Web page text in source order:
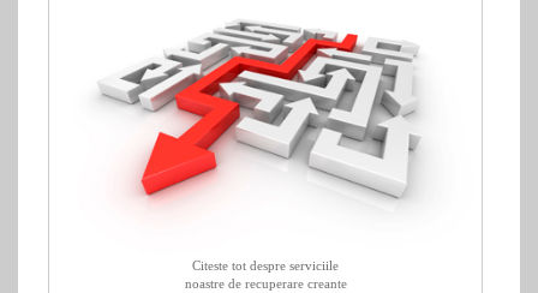
Citeste tot despre serviciile
noastre de recuperare creante